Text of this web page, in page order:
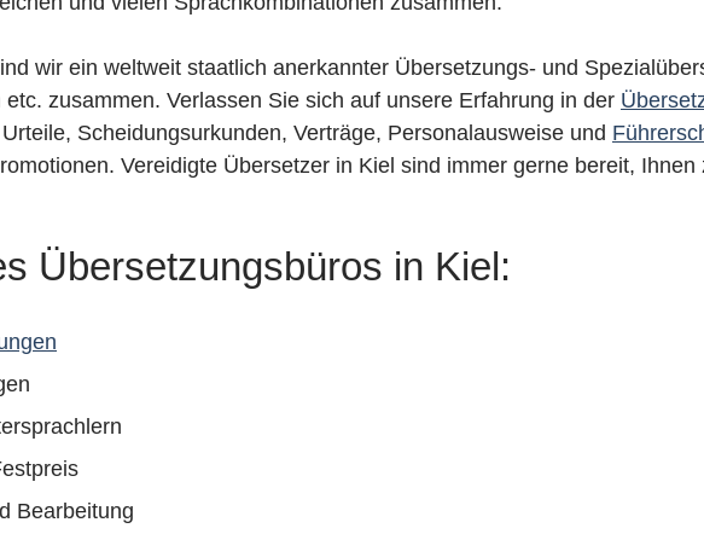
wir ein weltweit staatlich anerkannter Übersetzungs- und
zusammen. Verlassen Sie sich auf unsere Erfahrung in der
Scheidungsurkunden, Verträge, Personalausweise und
Vereidigte Übersetzer in Kiel sind immer gerne bereit, Ihnen
Übersetzungsbüros in Kiel:
Bearbeitung